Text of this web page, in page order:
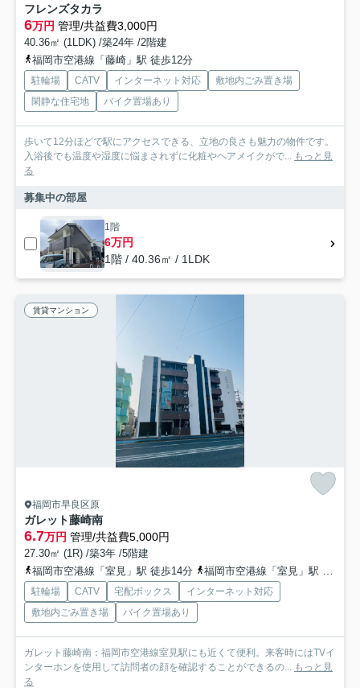
フレンズタカラ
6万円 管理/共益費3,000円
40.36㎡ (1LDK) /築24年 /2階建
福岡市空港線「藤崎」駅 徒歩12分
駐輪場 CATV インターネット対応
敷地内ごみ置き場
閑静な住宅地
バイク置場あり
歩いて12分ほどで駅にアクセスできる、立地の良さも魅力の物件です。
入浴後でも温度や湿度に悩まされずに化粧やヘアメイクがで... もっと見
る
募集中の部屋
1階
6万円
1階 / 40.36㎡ / 1LDK
賃貸マンション
福岡市早良区原
ガレット藤崎南
6.7万円 管理/共益費5,000円
27.30㎡ (1R) /築3年 /5階建
福岡市空港線「室見」駅 徒歩14分
福岡市空港線「室見」駅 徒歩18分
駐輪場 CATV 宅配ボックス
インターネット対応
敷地内ごみ置き場
バイク置場あり
ガレット藤崎南：福岡市空港線室見駅にも近くて便利。来客時にはTVイ
ンターホンを使用して訪問者の顔を確認することができるの... もっと見
る